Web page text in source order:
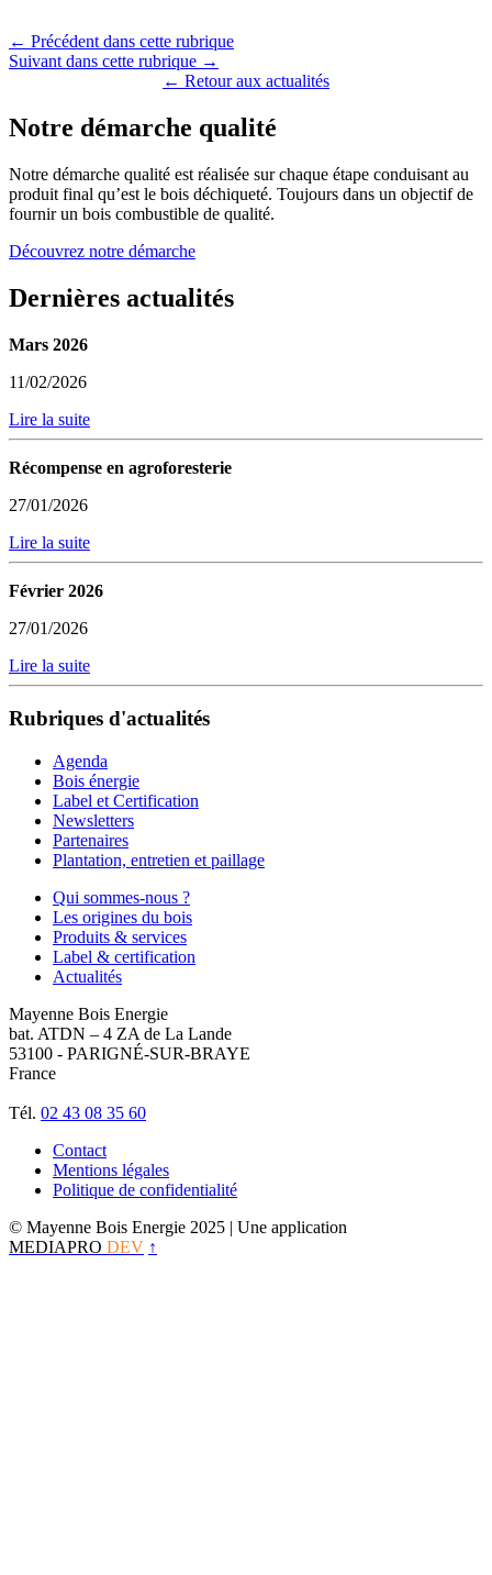
← Précédent dans cette rubrique
Suivant dans cette rubrique →
← Retour aux actualités
Notre démarche qualité
Notre démarche qualité est réalisée sur chaque étape conduisant au
produit final qu’est le bois déchiqueté. Toujours dans un objectif de
fournir un bois combustible de qualité.
Découvrez notre démarche
Dernières actualités
Mars 2026
11/02/2026
Lire la suite
Récompense en agroforesterie
27/01/2026
Lire la suite
Février 2026
27/01/2026
Lire la suite
Rubriques d'actualités
Agenda
Bois énergie
Label et Certification
Newsletters
Partenaires
Plantation, entretien et paillage
Qui sommes-nous ?
Les origines du bois
Produits & services
Label & certification
Actualités
Mayenne Bois Energie
bat. ATDN – 4 ZA de La Lande
53100 - PARIGNÉ-SUR-BRAYE
France
Tél. 02 43 08 35 60
Contact
Mentions légales
Politique de confidentialité
© Mayenne Bois Energie 2025 | Une application
MEDIAPRO DEV ↑